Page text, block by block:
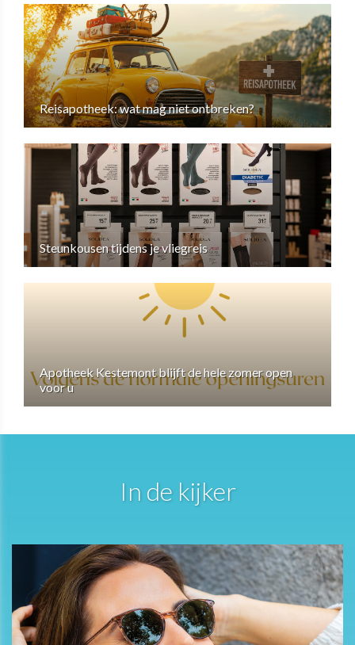
Reisapotheek: wat mag niet ontbreken?
Steunkousen tijdens je vliegreis
Apotheek Kestemont blijft de hele zomer open
voor u
In de kijker